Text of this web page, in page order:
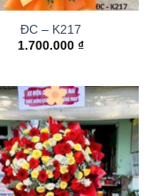
ĐC – K217
1.700.000 ₫